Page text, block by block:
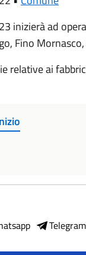
inizierà ad
Fino
relative ai
Telegram